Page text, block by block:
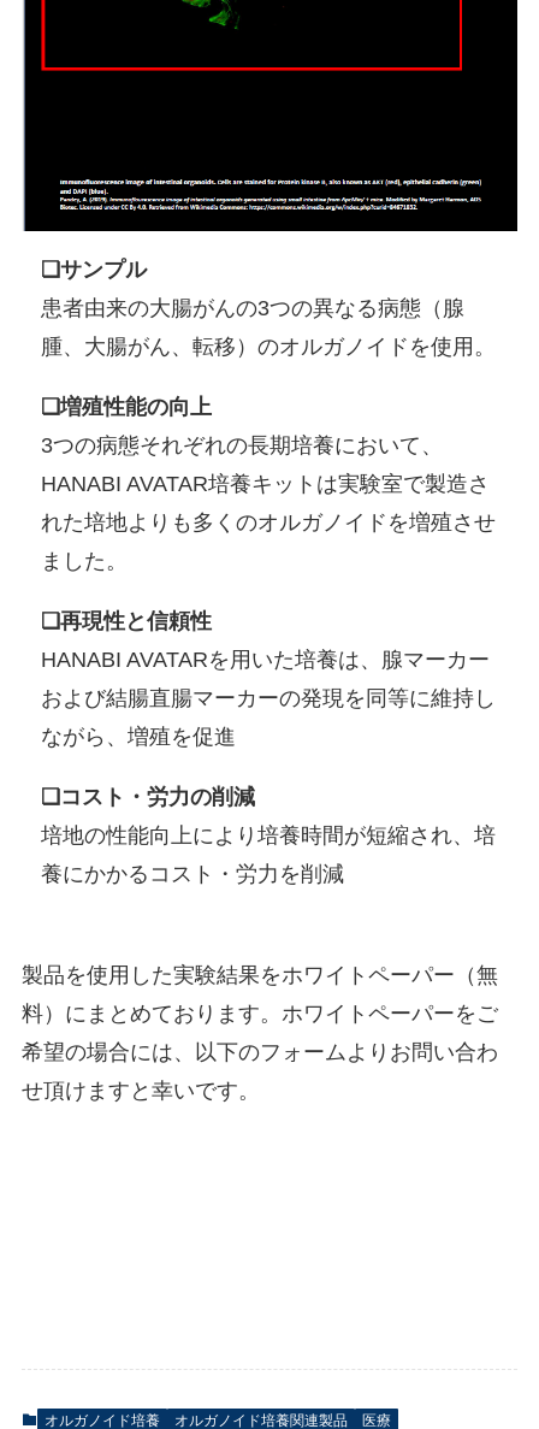
❏サンプル
患者由来の大腸がんの3つの異なる病態（腺
腫、大腸がん、転移）のオルガノイドを使用。
❏増殖性能の向上
3つの病態それぞれの長期培養において、
HANABI AVATAR培養キットは実験室で製造さ
れた培地よりも多くのオルガノイドを増殖させ
ました。
❏再現性と信頼性
HANABI AVATARを用いた培養は、腺マーカー
および結腸直腸マーカーの発現を同等に維持し
ながら、増殖を促進
❏コスト・労力の削減
培地の性能向上により培養時間が短縮され、培
養にかかるコスト・労力を削減
製品を使用した実験結果をホワイトペーパー（無
料）にまとめております。ホワイトペーパーをご
希望の場合には、以下のフォームよりお問い合わ
せ頂けますと幸いです。
オルガノイド培養 オルガノイド培養関連製品 医療